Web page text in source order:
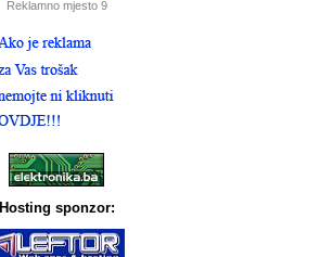
Reklamno mjesto 9
Hosting sponzor: